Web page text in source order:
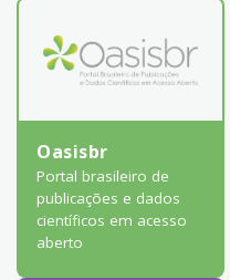
Oasisbr
Portal brasileiro de
publicações e dados
científicos em acesso
aberto